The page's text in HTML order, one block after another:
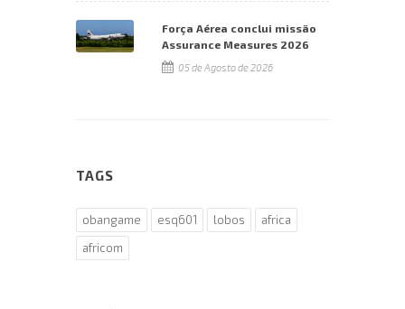
Força Aérea conclui missão
Assurance Measures 2026
05 de Agosto de 2026
TAGS
obangame esq601 lobos
africa
africom